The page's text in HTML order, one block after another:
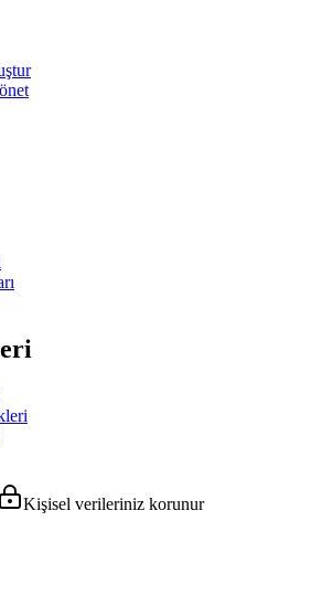
Kişisel verileriniz korunur